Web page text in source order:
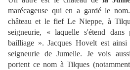
marécageuse qui en a gardé le
château et le fief Le Nieppe, à
seigneurie, « laquelle s'étend dans
bailliage ». Jacques Hovelt est
seigneurie de Jumelle. Je vois
portent ce nom à Tilques